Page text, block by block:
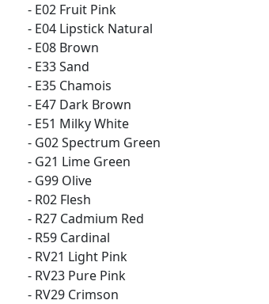
- E02 Fruit Pink
- E04 Lipstick Natural
- E08 Brown
- E33 Sand
- E35 Chamois
- E47 Dark Brown
- E51 Milky White
- G02 Spectrum Green
- G21 Lime Green
- G99 Olive
- R02 Flesh
- R27 Cadmium Red
- R59 Cardinal
- RV21 Light Pink
- RV23 Pure Pink
- RV29 Crimson